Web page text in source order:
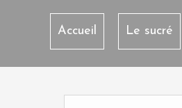
Accueil Le sucré